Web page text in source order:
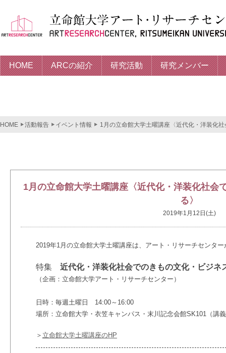
HOME ARCの紹介 研究活動 研究メンバー
HOME 活動報告 イベント情報 1月の立命館大学土曜講座〈近代化・洋装化
1月の立命館大学土曜講座〈近代化・洋装化社会
る〉
2019年1月12日(土)
2019年1月の立命館大学土曜講座は、アート・リサーチセンタ
特集 近代化・洋装化社会でのきもの文化・ビジネ
（企画：立命館大学アート・リサーチセンター）
日時：毎週土曜日 14:00～16:00
場所：立命館大学・衣笠キャンパス・末川記念会館SK101（講
＞ 立命館大学土曜講座のHP